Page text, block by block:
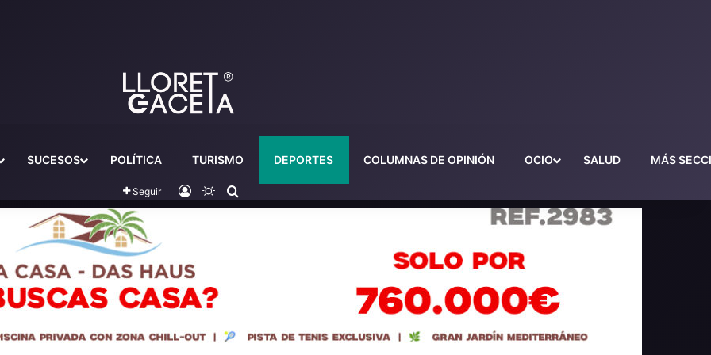
SUCESOS POLÍTICA TURISMO DEPORTES COLUMNAS DE OPINIÓN OCIO SALUD MÁS
Seguir Iniciar sesión
Switch skin